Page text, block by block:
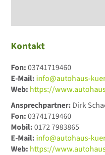
Kontakt
Fon:03741719460
E-Mail: info@autohaus-
Web: https://
Ansprechpartner: Dirk
Fon:03741719460
Mobil:0172 7983865
E-Mail: info@autohaus-
Web: https://